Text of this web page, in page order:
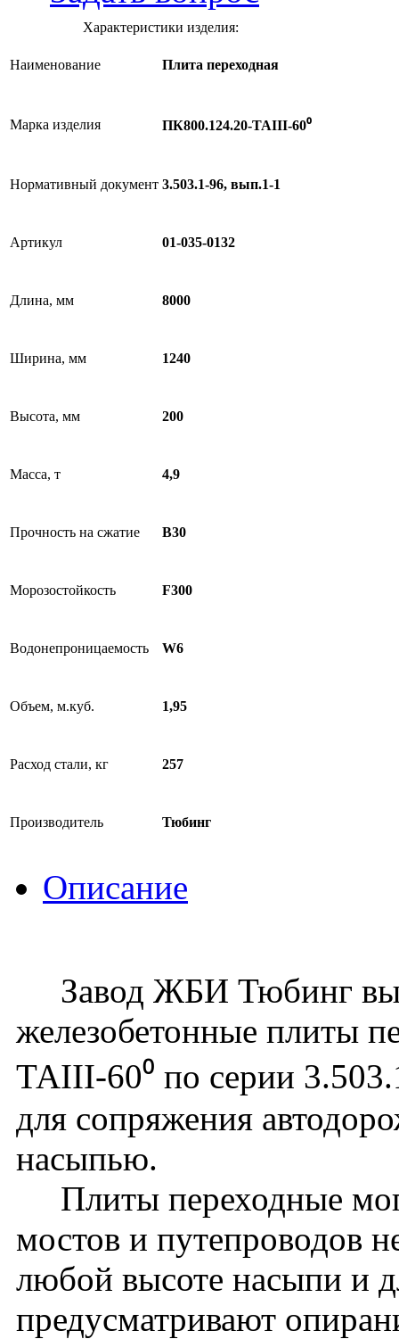
Характеристики изделия:
Наименование Плита переходная
Марка изделия ПК800.124.20-ТАIII-60⁰
Нормативный документ 3.503.1-96, вып.1-1
Артикул 01-035-0132
Длина, мм 8000
Ширина, мм 1240
Высота, мм 200
Масса, т 4,9
Прочность на сжатие B30
Морозостойкость F300
Водонепроницаемость W6
Объем, м.куб. 1,95
Расход стали, кг 257
Производитель Тюбинг
Описание
Завод ЖБИ Тюбинг
железобетонные плиты
ТАIII-60⁰ по серии
для сопряжения
насыпью.
Плиты переходные
мостов и путепроводов
любой высоте насыпи и
предусматривают